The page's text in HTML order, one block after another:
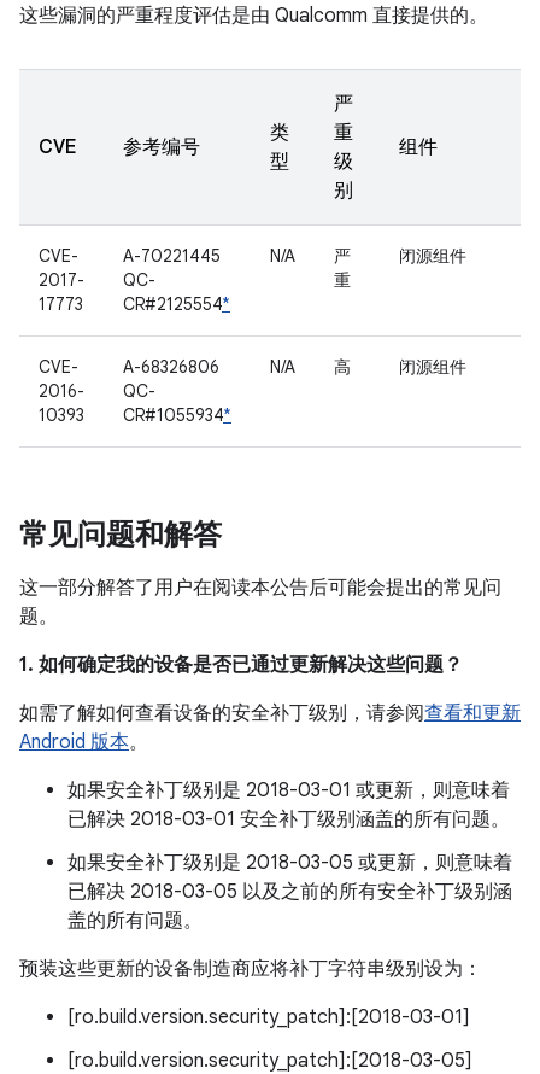
这些漏洞的严重程度评估是由 Qualcomm 直接提供的。
CVE 参考编号
类
型
严
重
级
别
组件
CVE-
2017-
17773
A-70221445
QC-
CR#2125554*
N/A
严
重
闭源组件
CVE-
2016-
10393
A-68326806
QC-
CR#1055934*
N/A 高 闭源组件
常见问题和解答
这一部分解答了用户在阅读本公告后可能会提出的常见问
题。
1. 如何确定我的设备是否已通过更新解决这些问题？
如需了解如何查看设备的安全补丁级别，请参阅查看和更新
Android 版本。
如果安全补丁级别是 2018-03-01 或更新，则意味着
已解决 2018-03-01 安全补丁级别涵盖的所有问题。
如果安全补丁级别是 2018-03-05 或更新，则意味着
已解决 2018-03-05 以及之前的所有安全补丁级别涵
盖的所有问题。
预装这些更新的设备制造商应将补丁字符串级别设为：
[ro.build.version.security_patch]:[2018-03-01]
[ro.build.version.security_patch]:[2018-03-05]